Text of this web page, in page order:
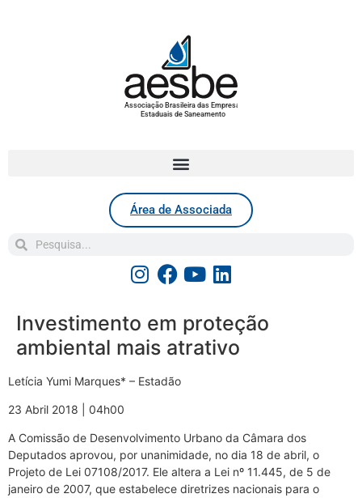
Associação Brasileira das Empresas
Estaduais de Saneamento
Área de Associada
Investimento em proteção
ambiental mais atrativo
Letícia Yumi Marques* – Estadão
23 Abril 2018 | 04h00
A Comissão de Desenvolvimento Urbano da Câmara dos
Deputados aprovou, por unanimidade, no dia 18 de abril, o
Projeto de Lei 07108/2017. Ele altera a Lei nº 11.445, de 5 de
janeiro de 2007, que estabelece diretrizes nacionais para o